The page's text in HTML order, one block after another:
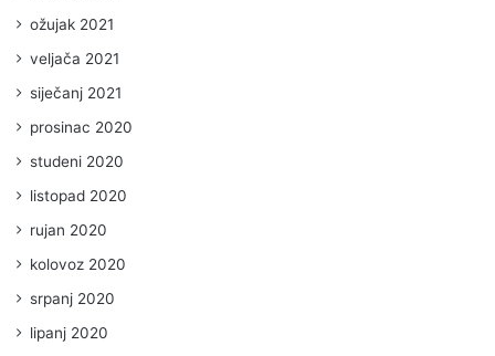
ožujak 2021
veljača 2021
siječanj 2021
prosinac 2020
studeni 2020
listopad 2020
rujan 2020
kolovoz 2020
srpanj 2020
lipanj 2020